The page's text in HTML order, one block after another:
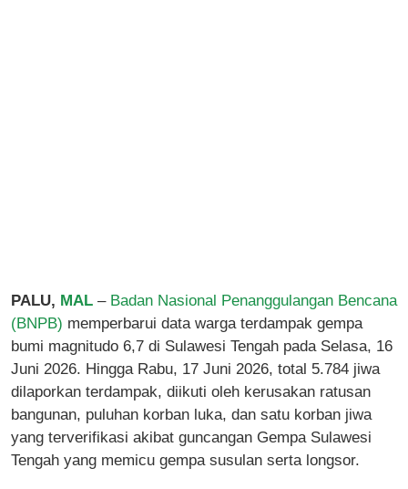
PALU, MAL – Badan Nasional Penanggulangan Bencana
(BNPB) memperbarui data warga terdampak gempa
bumi magnitudo 6,7 di Sulawesi Tengah pada Selasa, 16
Juni 2026. Hingga Rabu, 17 Juni 2026, total 5.784 jiwa
dilaporkan terdampak, diikuti oleh kerusakan ratusan
bangunan, puluhan korban luka, dan satu korban jiwa
yang terverifikasi akibat guncangan Gempa Sulawesi
Tengah yang memicu gempa susulan serta longsor.